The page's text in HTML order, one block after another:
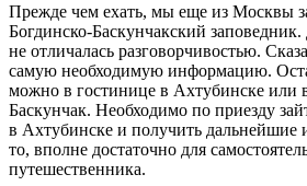
Прежде чем ехать, мы еще из Москвы
Богдинско-Баскунчакский
не отличалась разговорчивостью.
самую необходимую информацию.
можно в гостинице в Ахтубинске или
Баскунчак. Необходимо по приезду
в Ахтубинске и получить
то, вполне достаточно для
путешественника.